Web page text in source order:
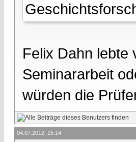
Felix Dahn lebte
Seminararbeit
würden die
04.07.2012, 15:14